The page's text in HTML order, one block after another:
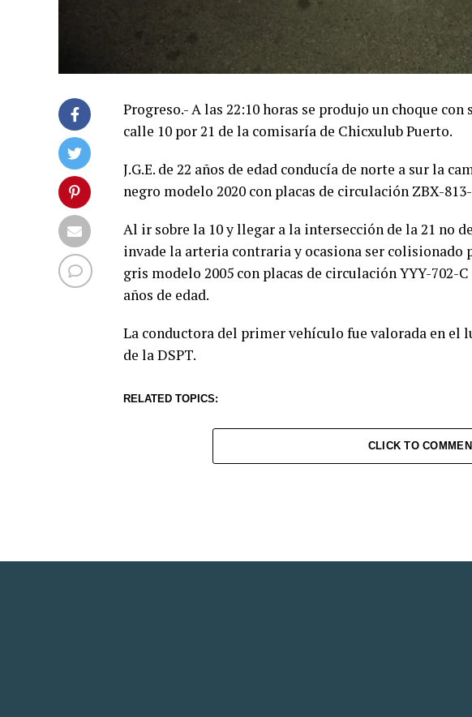
Progreso.- A las 22:10 horas se produjo un choque
calle 10 por 21 de la comisaría de Chicxulub Puerto.
J.G.E. de 22 años de edad conducía de norte a sur la
negro modelo 2020 con placas de circulación ZBX-
Al ir sobre la 10 y llegar a la intersección de la 21 no
invade la arteria contraria y ocasiona ser
gris modelo 2005 con placas de circulación YYY-702-
años de edad.
La conductora del primer vehículo fue valorada en el
de la DSPT.
RELATED TOPICS:
CLICK TO